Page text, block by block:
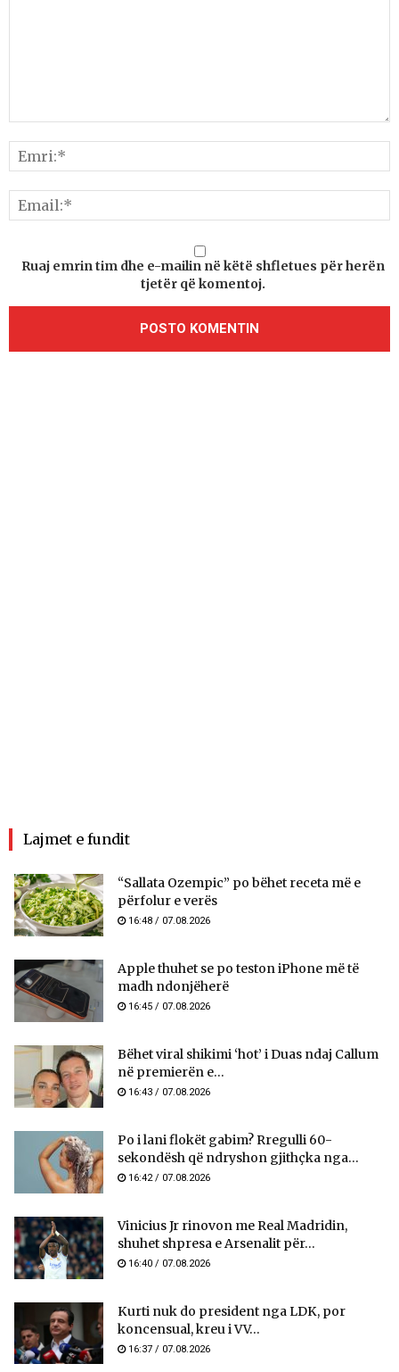
Ruaj emrin tim dhe e-mailin në këtë shfletues për herën
tjetër që komentoj.
Lajmet e fundit
“Sallata Ozempic” po bëhet receta më e
përfolur e verës
16:48 / 07.08.2026
Apple thuhet se po teston iPhone më të
madh ndonjëherë
16:45 / 07.08.2026
Bëhet viral shikimi ‘hot’ i Duas ndaj Callum
në premierën e...
16:43 / 07.08.2026
Po i lani flokët gabim? Rregulli 60-
sekondësh që ndryshon gjithçka nga...
16:42 / 07.08.2026
Vinicius Jr rinovon me Real Madridin,
shuhet shpresa e Arsenalit për...
16:40 / 07.08.2026
Kurti nuk do president nga LDK, por
koncensual, kreu i VV...
16:37 / 07.08.2026